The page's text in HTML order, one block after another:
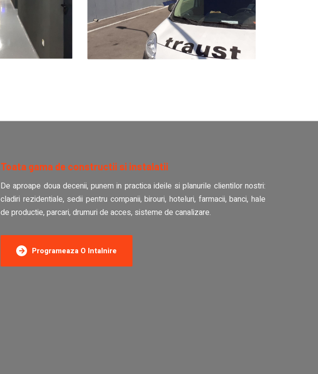
Toata gama de constructii si instalatii
De aproape doua decenii, punem in practica ideile si planurile clientilor nostri:
cladiri rezidentiale, sedii pentru companii, birouri, hoteluri, farmacii, banci, hale
de productie, parcari, drumuri de acces, sisteme de canalizare.
Programeaza O Intalnire